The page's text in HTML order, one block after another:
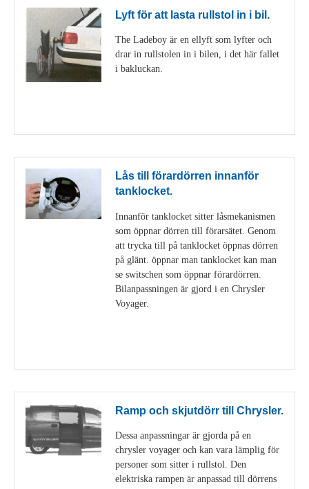
Lyft för att lasta rullstol in i bil.
The Ladeboy är en ellyft som lyfter och
drar in rullstolen in i bilen, i det här fallet
i bakluckan.
Lås till förardörren innanför
tanklocket.
Innanför tanklocket sitter låsmekanismen
som öppnar dörren till förarsätet. Genom
att trycka till på tanklocket öppnas dörren
på glänt. öppnar man tanklocket kan man
se switschen som öppnar förardörren.
Bilanpassningen är gjord i en Chrysler
Voyager.
Ramp och skjutdörr till Chrysler.
Dessa anpassningar är gjorda på en
chrysler voyager och kan vara lämplig för
personer som sitter i rullstol. Den
elektriska rampen är anpassad till dörrens